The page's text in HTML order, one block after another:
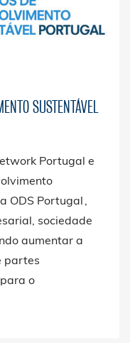
SUSTENTÁVEL
Portugal e
ODS Portugal ,
sociedade
aumentar a
partes
o
no âmbito da